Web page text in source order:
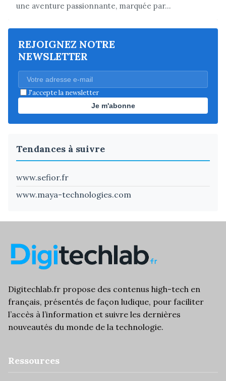
une aventure passionnante, marquée par...
REJOIGNEZ NOTRE
NEWSLETTER
J'accepte la newsletter
Je m'abonne
Tendances à suivre
www.sefior.fr
www.maya-technologies.com
Digitechlab.fr propose des contenus high-tech en
français, présentés de façon ludique, pour faciliter
l’accès à l’information et suivre les dernières
nouveautés du monde de la technologie.
Ressources